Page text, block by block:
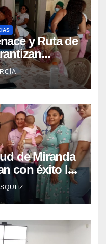
y Ruta de
en
de Miranda
con éxito la
la Lactancia